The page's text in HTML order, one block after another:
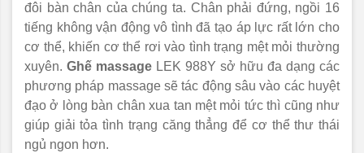
đôi bàn chân của chúng ta. Chân phải đứng, ngồi 16
tiếng không vận động vô tình đã tạo áp lực rất lớn cho
cơ thể, khiến cơ thể rơi vào tình trạng mệt mỏi thường
xuyên. Ghế massage LEK 988Y sở hữu đa dạng các
phương pháp massage sẽ tác động sâu vào các huyệt
đạo ở lòng bàn chân xua tan mệt mỏi tức thì cũng như
giúp giải tỏa tình trạng căng thẳng để cơ thể thư thái
ngủ ngon hơn.